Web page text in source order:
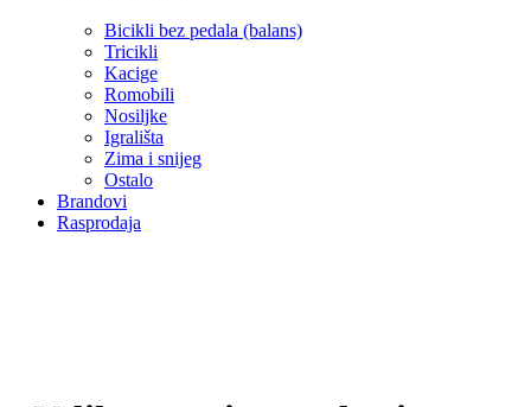
Bicikli bez pedala (balans)
Tricikli
Kacige
Romobili
Nosiljke
Igrališta
Zima i snijeg
Ostalo
Brandovi
Rasprodaja